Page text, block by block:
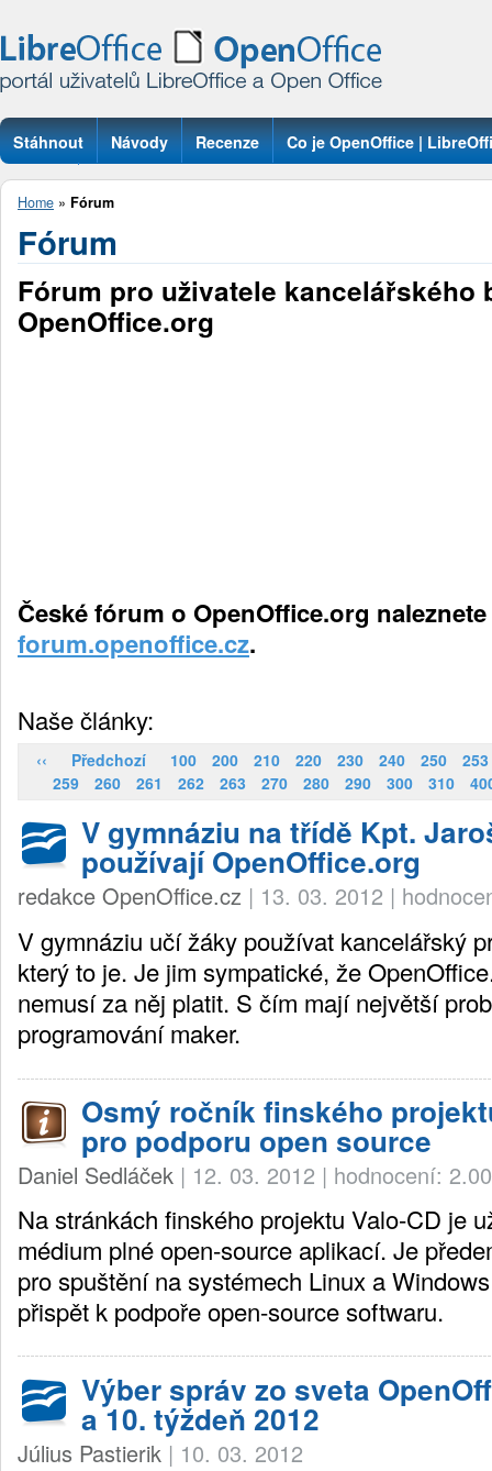
Stáhnout Návody Recenze Co je OpenOffice |
Otázky
Home » Fórum
Fórum
Fórum pro uživatele kancelářského
OpenOffice.org
České fórum o OpenOffice.org
forum.openoffice.cz.
Naše články:
‹‹ Předchozí 100 200 210 220 230 240 250
253
259
260 261 262 263 270 280 290 300 310
V gymnáziu na třídě Kpt.
používají OpenOffice.org
redakce OpenOffice.cz | 13. 03. 2012 |
V gymnáziu učí žáky používat kancelářský
který to je. Je jim sympatické, že
nemusí za něj platit. S čím mají největší
programování maker.
Osmý ročník finského
pro podporu open source
Daniel Sedláček | 12. 03. 2012 | hodnocení: 2.00
Na stránkách finského projektu Valo-CD je
médium plné open-source aplikací. Je
pro spuštění na systémech Linux a
přispět k podpoře open-source softwaru.
Výber správ zo sveta
a 10. týždeň 2012
Július Pastierik | 10. 03. 2012